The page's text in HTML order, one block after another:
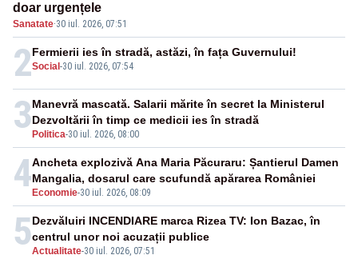
doar urgențele
Sanatate·30 iul. 2026, 07:51
2Social -30 iul. 2026, 07:54
Fermierii ies în stradă, astăzi, în fața Guvernului!
3 Politica-30 iul. 2026, 08:00
Manevră mascată. Salarii mărite în secret la Ministerul
Dezvoltării în timp ce medicii ies în stradă
4 Economie-30 iul. 2026, 08:09
Ancheta explozivă Ana Maria Păcuraru: Șantierul Damen
Mangalia, dosarul care scufundă apărarea României
5Actualitate-30 iul. 2026, 07:51
Dezvăluiri INCENDIARE marca Rizea TV: Ion Bazac, în
centrul unor noi acuzații publice